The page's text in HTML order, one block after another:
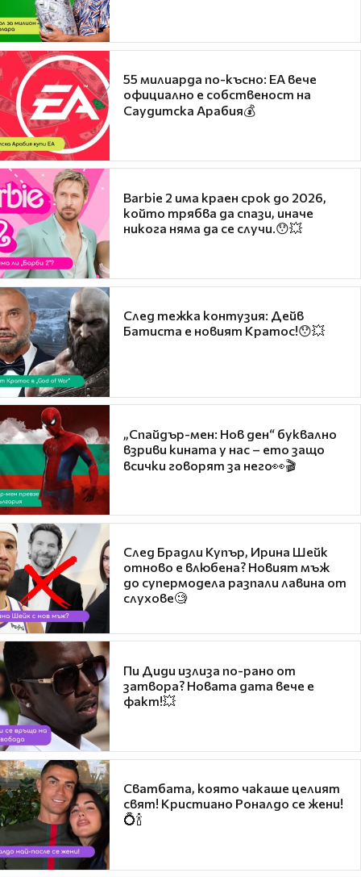
55 милиарда по-късно: EA вече
официално е собственост на
Саудитска Арабия💰
Barbie 2 има краен срок до 2026,
който трябва да спази, иначе
никога няма да се случи.😯💥
След тежка контузия: Дейв
Батиста е новият Кратос!😯💥
„Спайдър-мен: Нов ден“ буквално
взриви кината у нас – ето защо
всички говорят за него👀🎬
След Брадли Купър, Ирина Шейк
отново е влюбена? Новият мъж
до супермодела разпали лавина от
слухове🧐
Пи Диди излиза по-рано от
затвора? Новата дата вече е
факт!💥
Сватбата, която чакаше целият
свят! Кристиано Роналдо се жени!
💍🍾